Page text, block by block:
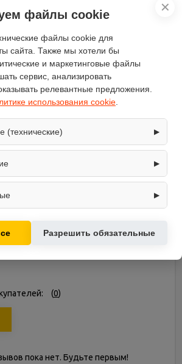
FORTE
почвы
HSD1G-68B 6.39 л.с.
бензиновый
68B 6.39 л.с.
(0)
пока нет. Будьте первым!
✕
файлы cookie
файлы cookie для
сайта. Также мы хотели бы
и маркетинговые файлы
сервис, анализировать
релевантные предложения.
использования cookie
(технические) ▶
работу сайта: оформление
в личный кабинет. Без них основные
▶
информацию о посещениях и
(например, счётчики аналитики),
▶
ваших интересов.
Разрешить обязательные